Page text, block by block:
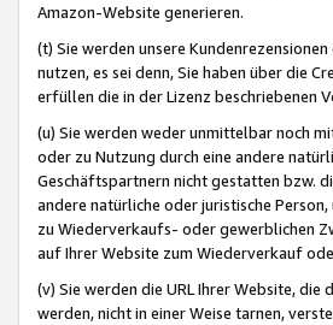
Amazon-Website generieren.
(t) Sie werden unsere
nutzen, es sei denn, Sie haben über die
erfüllen die in der Lizenz beschriebenen
(u) Sie werden weder unmittelbar noch
oder zu Nutzung durch eine andere
Geschäftspartnern nicht gestatten bzw.
andere natürliche oder juristische
zu Wiederverkaufs- oder gewerblichen
auf Ihrer Website zum Wiederverkauf
(v) Sie werden die URL Ihrer Website,
werden, nicht in einer Weise tarnen,